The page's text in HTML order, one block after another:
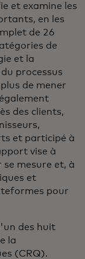
et examine les
en les
de 26
de
et la
processus
de mener
des clients,
et participé à
vise à
mesure et, à
et
pour
des huit
la
(CRQ).